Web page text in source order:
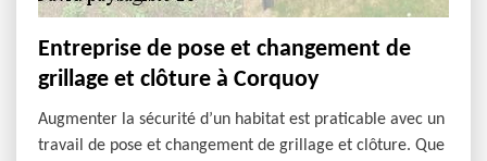
Entreprise de pose et changement de
grillage et clôture à Corquoy
Augmenter la sécurité d’un habitat est praticable avec un
travail de pose et changement de grillage et clôture. Que